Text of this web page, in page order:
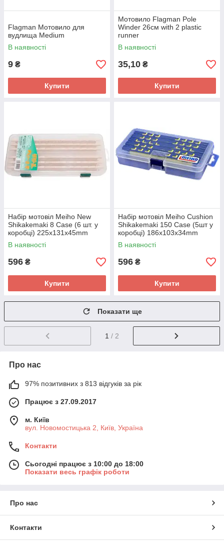
Flagman Мотовило для
вудлища Medium
В наявності
9 ₴
Купити
Мотовило Flagman Pole
Winder 26см with 2 plastic
runner
В наявності
35,10 ₴
Купити
Набір мотовіл Meiho New
Shikakemaki 8 Case (6 шт. у
коробці) 225x131x45mm
В наявності
596 ₴
Купити
Набір мотовіл Meiho Cushion
Shikakemaki 150 Case (5шт у
коробці) 186x103x34mm
В наявності
596 ₴
Купити
Показати ще
1 / 2
Про нас
97% позитивних з 813 відгуків за рік
Працює з 27.09.2017
м. Київ
вул. Новомостицька 2, Київ, Україна
Контакти
Сьогодні працює з 10:00 до 18:00
Показати весь графік роботи
Про нас
Контакти